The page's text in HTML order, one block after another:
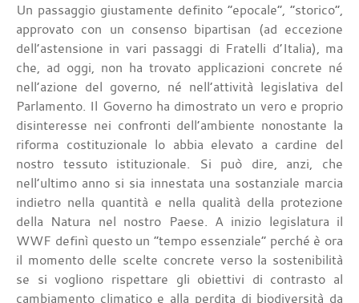
Un passaggio giustamente definito “epocale”, “storico”,
approvato con un consenso bipartisan (ad eccezione
dell’astensione in vari passaggi di Fratelli d’Italia), ma
che, ad oggi, non ha trovato applicazioni concrete né
nell’azione del governo, né nell’attività legislativa del
Parlamento. Il Governo ha dimostrato un vero e proprio
disinteresse nei confronti dell’ambiente nonostante la
riforma costituzionale lo abbia elevato a cardine del
nostro tessuto istituzionale. Si può dire, anzi, che
nell’ultimo anno si sia innestata una sostanziale marcia
indietro nella quantità e nella qualità della protezione
della Natura nel nostro Paese. A inizio legislatura il
WWF definì questo un “tempo essenziale” perché è ora
il momento delle scelte concrete verso la sostenibilità
se si vogliono rispettare gli obiettivi di contrasto al
cambiamento climatico e alla perdita di biodiversità da